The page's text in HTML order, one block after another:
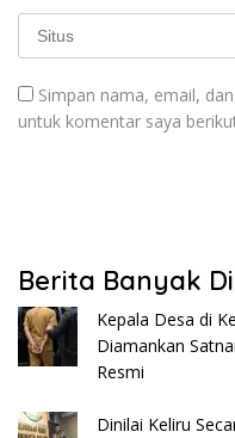
Simpan nama, email,
untuk komentar saya
Berita Banyak
Kepala Desa di
Diamankan
Resmi
Dinilai Keliru